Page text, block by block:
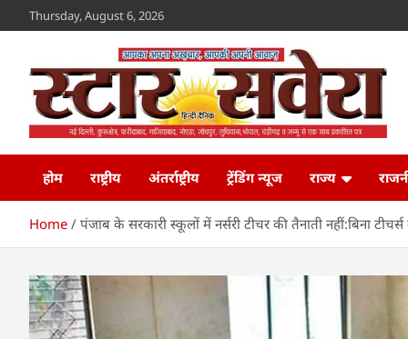
to
Thursday, August 6, 2026
Star Savera
होम
राष्ट्रीय अंतर्राष्ट्रीय ट्रेंडिंग न्यूज राज्य
Home पंजाब के सरकारी स्कूलों में नर्सरी टीचर की तैनाती नहीं:बिना